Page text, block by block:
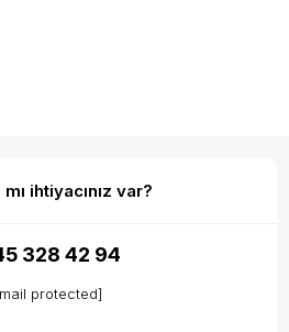
mı ihtiyacınız var?
328 42 94
protected]